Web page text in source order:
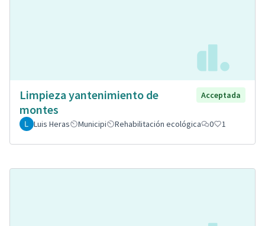
Limpieza yantenimiento de
montes
Acceptada
Luis Heras Municipi Rehabilitación ecológica 0 1